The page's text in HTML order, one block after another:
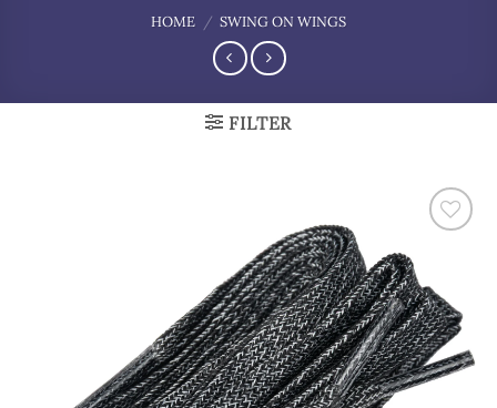
HOME / SWING ON WINGS
FILTER
wishlist